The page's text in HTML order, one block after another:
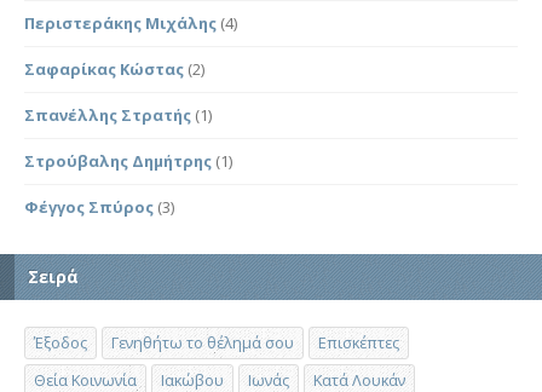
Περιστεράκης Μιχάλης (4)
Σαφαρίκας Κώστας (2)
Σπανέλλης Στρατής (1)
Στρούβαλης Δημήτρης (1)
Φέγγος Σπύρος (3)
Σειρά
Έξοδος Γενηθήτω το θέλημά σου
Επισκέπτες
Θεία Κοινωνία
Ιακώβου Ιωνάς
Κατά Λουκάν